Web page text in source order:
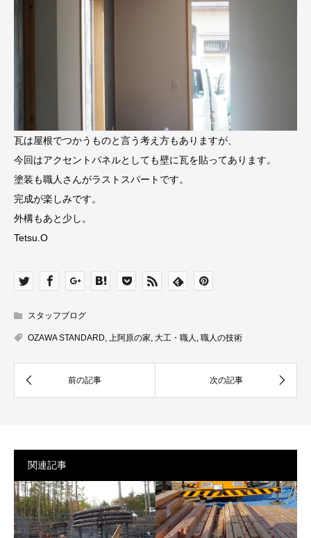
瓦は屋根でつかうものと言う考え方もありますが、
今回はアクセントパネルとしても壁に瓦を貼ってあります。
塗装も職人さんがラストスパートです。
完成が楽しみです。
外構もあと少し。
Tetsu.O
スタッフブログ
OZAWA STANDARD, 上阿原の家, 大工・職人 , 職人の技術
関連記事